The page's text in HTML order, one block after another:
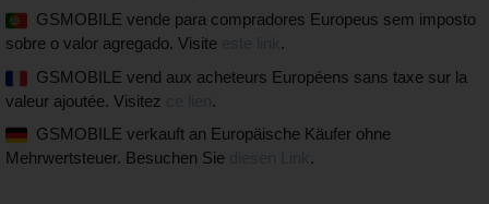
GSMOBILE vende para compradores Europeus sem imposto
sobre o valor agregado. Visite
.
GSMOBILE vend aux acheteurs Européens sans taxe sur la
valeur ajoutée. Visitez
.
GSMOBILE verkauft an Europäische Käufer ohne
Mehrwertsteuer. Besuchen Sie
.